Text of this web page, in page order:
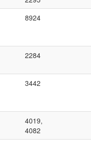
8924
2284
3442
4019,
4082